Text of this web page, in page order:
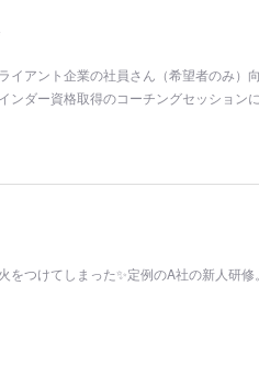
イアント企業の社員さん（希望者のみ
ンダー資格取得のコーチングセッション
をつけてしまった✨定例のA社の新人研